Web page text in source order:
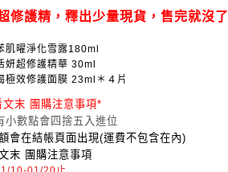
修護精，釋出少量現貨，售完就沒了
肌曜淨化雪露180ml
妍超修護精華 30ml
極效修護面膜 23ml＊４片
文末 團購注意事項*
小數點會四捨五入進位
會在結帳頁面出現(運費不包含在內)
末 團購注意事項